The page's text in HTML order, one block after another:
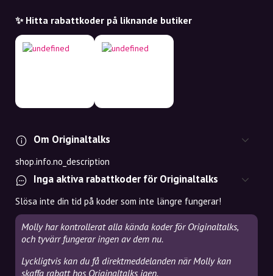
✨ Hitta rabattkoder på liknande butiker
Om Originaltalks
shop.info.no_description
Inga aktiva rabattkoder för Originaltalks
Slösa inte din tid på koder som inte längre fungerar!
Molly har kontrollerat alla kända koder för Originaltalks,
och tyvärr fungerar ingen av dem nu.
Lyckligtvis kan du få direktmeddelanden när Molly kan
skaffa rabatt hos Originaltalks igen.